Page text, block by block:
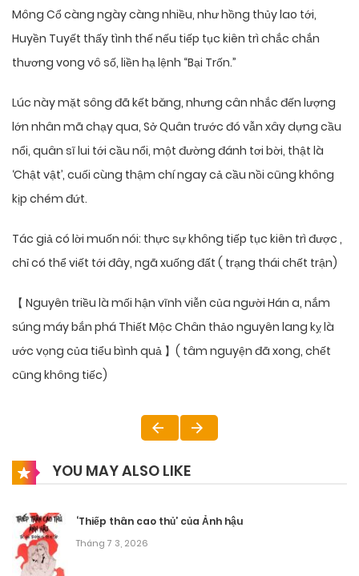
Mông Cổ càng ngày càng nhiều, như hồng thủy lao tới,
Huyền Tuyết thấy tình thế nếu tiếp tục kiên trì chắc chắn
thương vong vô số, liền hạ lệnh “Bại Trốn.”
Lúc này mặt sông đã kết băng, nhưng cân nhắc đến lượng
lớn nhân mã chạy qua, Sở Quân trước đó vẫn xây dựng cầu
nổi, quân sĩ lui tới cầu nổi, một đường đánh tơi bời, thật là
‘Chật vật’, cuối cùng thậm chí ngay cả cầu nồi cũng không
kịp chém đứt.
Tác giả có lời muốn nói: thực sự không tiếp tục kiên trì được ,
chỉ có thể viết tới đây, ngã xuống đất ( trạng thái chết trận)
【 Nguyên triều là mối hận vĩnh viễn của người Hán a, nắm
súng máy bắn phá Thiết Mộc Chân thảo nguyên lang kỵ là
ước vọng của tiểu bình quả 】( tâm nguyện đã xong, chết
cũng không tiếc)
YOU MAY ALSO LIKE
‘Thiếp thân cao thủ’ của Ảnh hậu
Tháng 7 3, 2026